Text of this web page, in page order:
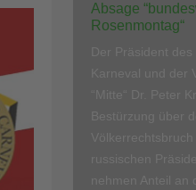
Absage
Rosenmontag“